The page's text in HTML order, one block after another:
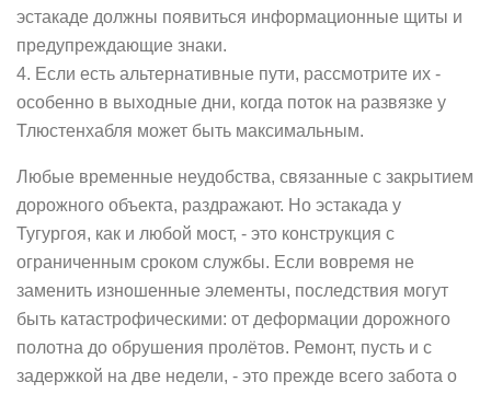
эстакаде должны появиться информационные щиты и
предупреждающие знаки.
4. Если есть альтернативные пути, рассмотрите их -
особенно в выходные дни, когда поток на развязке у
Тлюстенхабля может быть максимальным.
Любые временные неудобства, связанные с закрытием
дорожного объекта, раздражают. Но эстакада у
Тугургоя, как и любой мост, - это конструкция с
ограниченным сроком службы. Если вовремя не
заменить изношенные элементы, последствия могут
быть катастрофическими: от деформации дорожного
полотна до обрушения пролётов. Ремонт, пусть и с
задержкой на две недели, - это прежде всего забота о